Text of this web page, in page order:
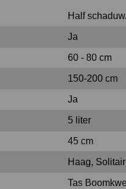
Half
Ja
60 - 80 cm
150-200 cm
Ja
5 liter
45 cm
Haag, Solitair
Tas